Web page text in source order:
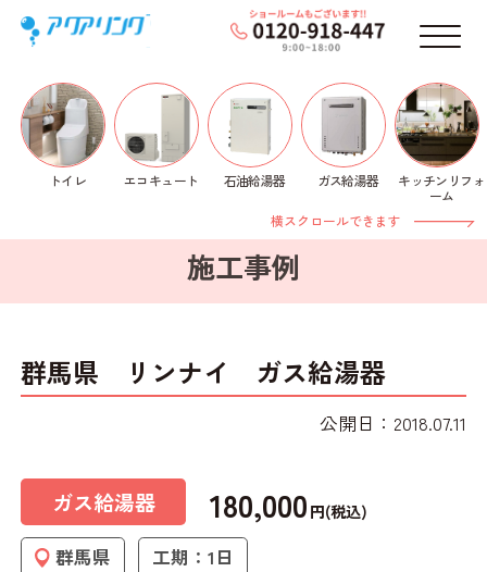
メニ
トイレ エコキュート 石油給湯器 ガス給湯器
キッチンリフォ
ーム
横スクロールできます
ホーム > 施工事例>ガス給湯器 > 群馬県 リンナ
施工事例
群馬県 リンナイ ガス給湯器
公開日：2018.07.11
ガス給湯器 180,000円(税込)
群馬県 工期：1日